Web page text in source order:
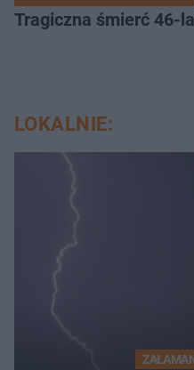
Tragiczna śmierć 46-
LOKALNIE: